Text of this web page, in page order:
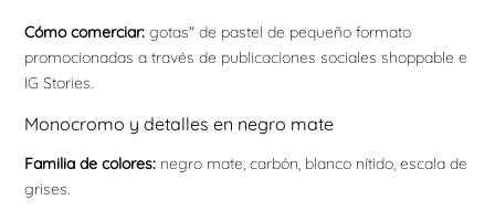
Cómo comerciar: gotas" de pastel de pequeño formato
promocionadas a través de publicaciones sociales shoppable e
IG Stories.
Monocromo y detalles en negro mate
Familia de colores: negro mate, carbón, blanco nítido, escala de
grises.